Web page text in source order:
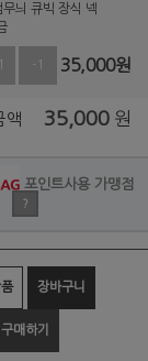
늬 큐빅 장식 넥
-1 35,000원
액 35,000 원
포인트사용 가맹점
?
장바구니
구매하기